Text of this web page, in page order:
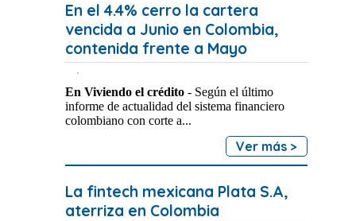
En el 4.4% cerro la cartera
vencida a Junio en Colombia,
contenida frente a Mayo
En Viviendo el crédito - Según el último
informe de actualidad del sistema financiero
colombiano con corte a...
Ver más >
La fintech mexicana Plata S.A,
aterriza en Colombia